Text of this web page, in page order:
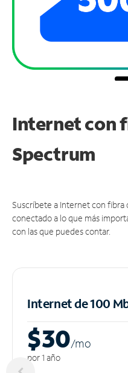
Internet con
Spectrum
Suscríbete a Internet con
conectado a lo que más
con las que puedes contar.
Internet de 100
$30/mo
por 1 año